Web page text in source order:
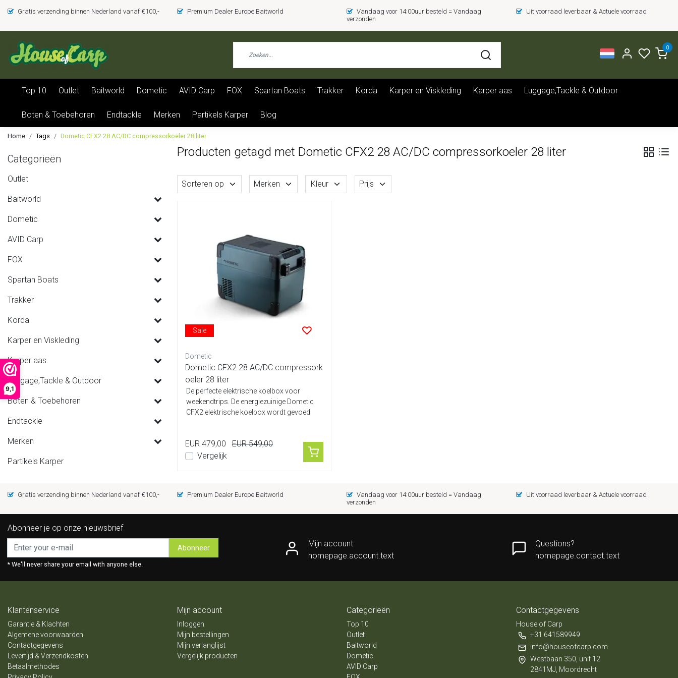
9,1
Gratis verzending binnen Nederland vanaf €100,- Premium Dealer Europe Baitworld
Vandaag voor 14:00uur besteld = Vandaag
verzonden
Uit voorraad leverbaar & Actuele voorraad
0
Top 10 Outlet Baitworld Dometic AVID Carp FOX Spartan Boats Trakker Korda Karper en Viskleding Karper aas Luggage,Tackle & Outdoor
Boten & Toebehoren Endtackle Merken Partikels Karper Blog
Home Tags Dometic CFX2 28 AC/DC compressorkoeler 28 liter
Categorieën
Outlet
Baitworld
Dometic
AVID Carp
FOX
Spartan Boats
Trakker
Korda
Karper en Viskleding
Karper aas
Luggage,Tackle & Outdoor
Boten & Toebehoren
Endtackle
Merken
Partikels Karper
Producten getagd met Dometic CFX2 28 AC/DC compressorkoeler 28 liter
Sorteren op Merken Kleur Prijs
Sale
Dometic
Dometic CFX2 28 AC/DC compressork
oeler 28 liter
De perfecte elektrische koelbox voor
weekendtrips. De energiezuinige Dometic
CFX2 elektrische koelbox wordt gevoed
EUR 479,00
EUR 549,00
Vergelijk
Gratis verzending binnen Nederland vanaf €100,- Premium Dealer Europe Baitworld
Vandaag voor 14:00uur besteld = Vandaag
verzonden
Uit voorraad leverbaar & Actuele voorraad
Abonneer je op onze nieuwsbrief
Abonneer
* We'll never share your email with anyone else.
Mijn account
homepage.account.text
Questions?
homepage.contact.text
Klantenservice
Garantie & Klachten
Algemene voorwaarden
Contactgegevens
Levertijd & Verzendkosten
Betaalmethodes
Mijn account
Inloggen
Mijn bestellingen
Mijn verlanglijst
Vergelijk producten
Categorieën
Top 10
Outlet
Baitworld
Dometic
AVID Carp
Contactgegevens
House of Carp
+31 641589949
info@houseofcarp.com
Westbaan 350, unit 12
2841MJ, Moordrecht